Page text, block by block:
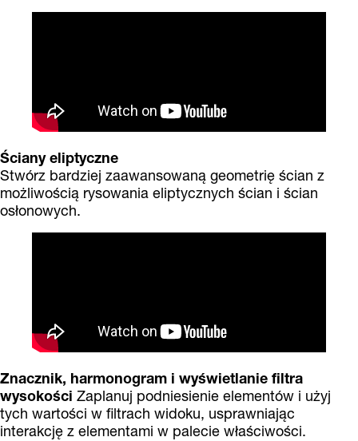
Ściany eliptyczne
Stwórz bardziej zaawansowaną geometrię ścian z
możliwością rysowania eliptycznych ścian i ścian
osłonowych.
Znacznik, harmonogram i wyświetlanie filtra
wysokości Zaplanuj podniesienie elementów i użyj
tych wartości w filtrach widoku, usprawniając
interakcję z elementami w palecie właściwości.